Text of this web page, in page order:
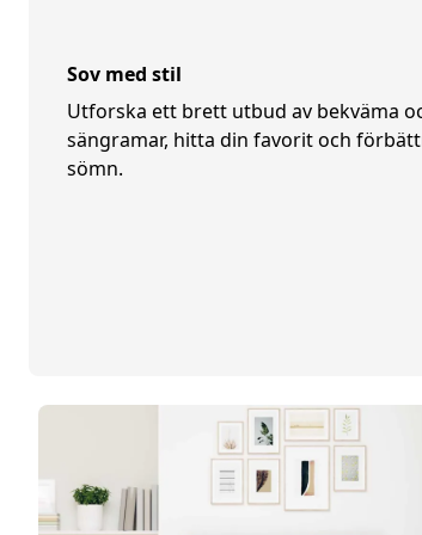
Sov med stil
Utforska ett brett utbud av bekväma
sängramar, hitta din favorit och
sömn.